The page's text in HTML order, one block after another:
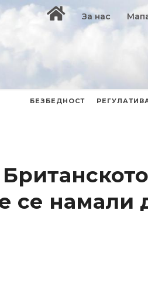
За нас
БЕЗБЕДНОСТ
се намали